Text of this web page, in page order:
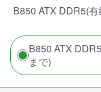
B850 ATX DDR5(
B850 ATX
まで)